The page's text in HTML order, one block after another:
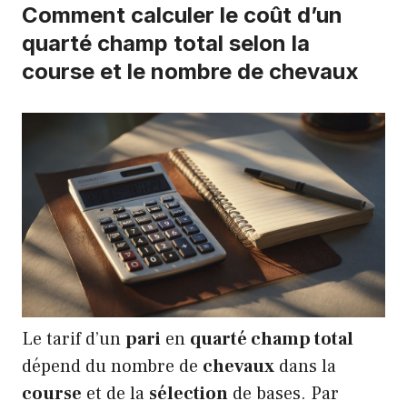
Comment calculer le coût d’un
quarté champ total selon la
course et le nombre de chevaux
Le tarif d’unpari en quarté champ total
dépend du nombre de chevaux dans la
course et de la sélection de bases. Par